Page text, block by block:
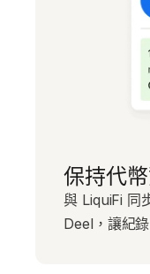
保持代
與 LiquiFi 同
Deel，讓紀